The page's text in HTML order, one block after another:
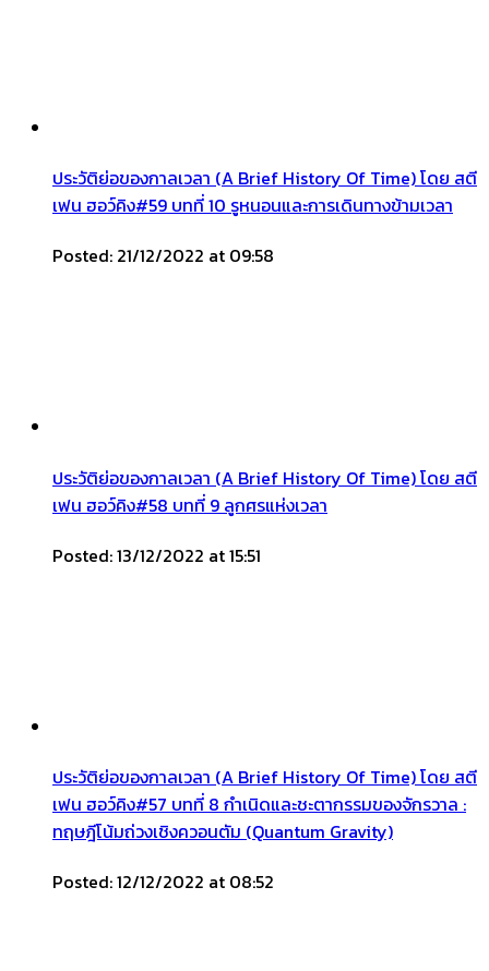
ประวัติย่อของกาลเวลา (A Brief History Of Time) โดย สตี
เฟน ฮอว์คิง#59 บทที่ 10 รูหนอนและการเดินทางข้ามเวลา
Posted: 21/12/2022 at 09:58
ประวัติย่อของกาลเวลา (A Brief History Of Time) โดย สตี
เฟน ฮอว์คิง#58 บทที่ 9 ลูกศรแห่งเวลา
Posted: 13/12/2022 at 15:51
ประวัติย่อของกาลเวลา (A Brief History Of Time) โดย สตี
เฟน ฮอว์คิง#57 บทที่ 8 กำเนิดและชะตากรรมของจักรวาล :
ทฤษฎีโน้มถ่วงเชิงควอนตัม (Quantum Gravity)
Posted: 12/12/2022 at 08:52